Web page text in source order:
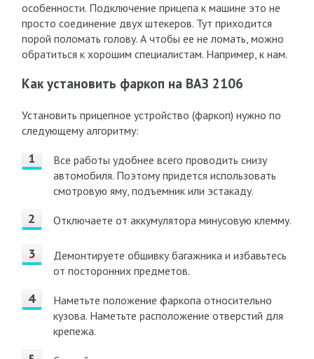
особенности. Подключение прицепа к машине это не
просто соединение двух штекеров. Тут приходится
порой поломать голову. А чтобы ее не ломать, можно
обратиться к хорошим специалистам. Например, к нам.
Как установить фаркоп на ВАЗ 2106
Установить прицепное устройство (фаркоп) нужно по
следующему алгоритму:
Все работы удобнее всего проводить снизу
автомобиля. Поэтому придется использовать
смотровую яму, подъемник или эстакаду.
Отключаете от аккумулятора минусовую клемму.
Демонтируете обшивку багажника и избавьтесь
от посторонних предметов.
Наметьте положение фаркопа относительно
кузова. Наметьте расположение отверстий для
крепежа.